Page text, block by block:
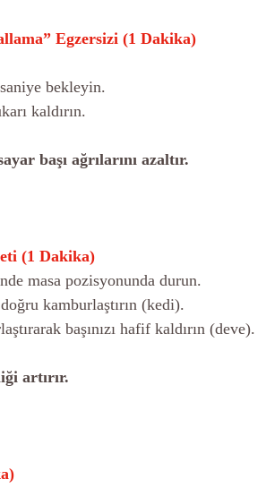
Egzersizi (1 Dakika)
saniye bekleyin.
kaldırın.
başı ağrılarını azaltır.
(1 Dakika)
masa pozisyonunda durun.
doğru kamburlaştırın (kedi).
başınızı hafif kaldırın (deve).
artırır.